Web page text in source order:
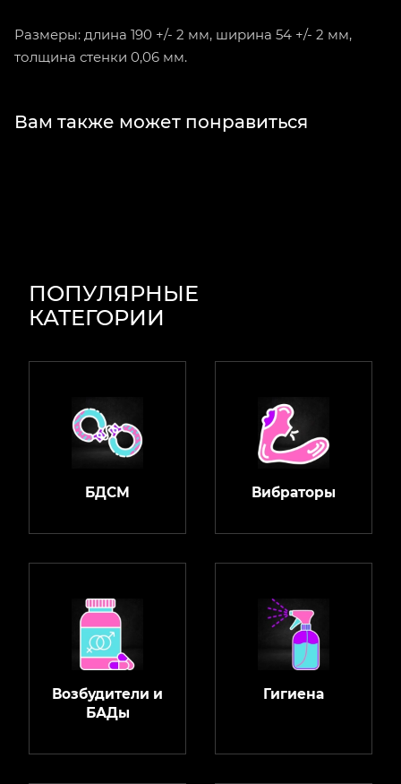
Размеры: длина 190 +/- 2 мм, ширина 54 +/- 2 мм,
толщина стенки 0,06 мм.
Вам также может понравиться
ПОПУЛЯРНЫЕ
КАТЕГОРИИ
БДСМ Вибраторы
Возбудители и
БАДы
Гигиена